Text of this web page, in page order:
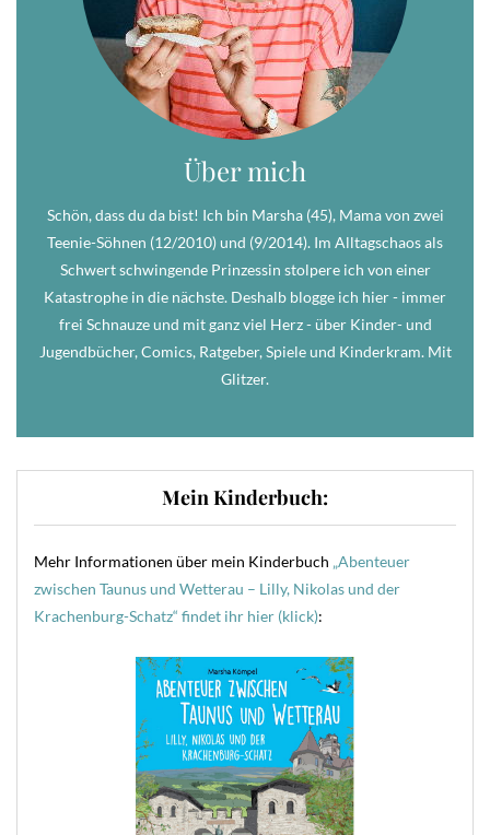
Über mich
Schön, dass du da bist! Ich bin Marsha (45), Mama von zwei
Teenie-Söhnen (12/2010) und (9/2014). Im Alltagschaos als
Schwert schwingende Prinzessin stolpere ich von einer
Katastrophe in die nächste. Deshalb blogge ich hier - immer
frei Schnauze und mit ganz viel Herz - über Kinder- und
Jugendbücher, Comics, Ratgeber, Spiele und Kinderkram. Mit
Glitzer.
Mein Kinderbuch:
Mehr Informationen über mein Kinderbuch „Abenteuer
zwischen Taunus und Wetterau – Lilly, Nikolas und der
Krachenburg-Schatz“ findet ihr hier (klick):